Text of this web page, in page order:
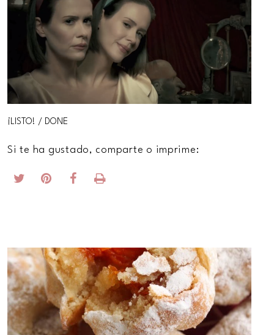
¡LISTO! / DONE
Si te ha gustado, comparte o imprime: